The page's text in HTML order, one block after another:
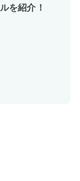
を紹介！